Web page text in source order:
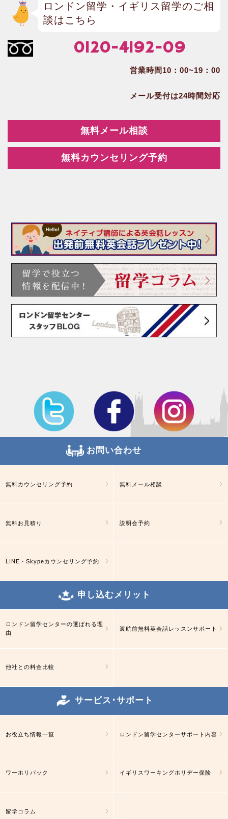
ロンドン留学・イギリス留学のご相
談はこちら
0120-4192-09
営業時間10：00~19：00
メール受付は24時間対応
無料メール相談
無料カウンセリング予約
お問い合わせ
無料カウンセリング予約 無料メール相談
無料お見積り 説明会予約
LINE・Skypeカウンセリング予約
申し込むメリット
ロンドン留学センターの選ばれる理
由
渡航前無料英会話レッスンサポート
他社との料金比較
サービス･サポート
お役立ち情報一覧 ロンドン留学センターサポート内容
ワーホリパック イギリスワーキングホリデー保険
留学コラム